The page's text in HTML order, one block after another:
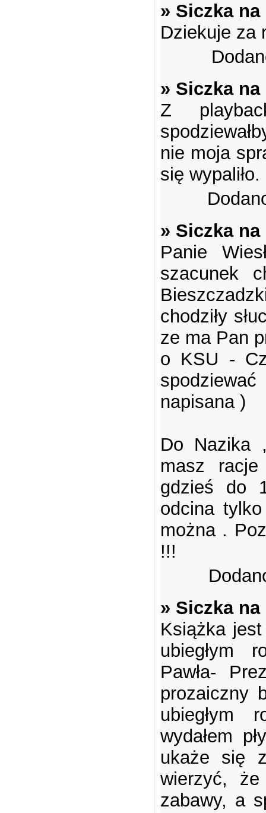
» Siczka
Dziekuje za
» Siczka
Z
nie moja
się wypaliło.
» Siczka
Panie
szacunek
chodziły
ze ma Pan
o KSU -
napisana )
Do Nazika
masz
gdzieś do
odcina
można .
!!!
» Siczka
Książka
ubiegłym
Pawła-
prozaiczny
ubiegłym
wydałem
ukaże się
wierzyć,
zabawy, a